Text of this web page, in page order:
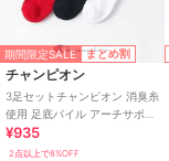
期間限定SALE まとめ割
チャンピオン
3足セットチャンピオン 消臭糸
使用 足底パイル アーチサポー
ト ショート丈ソックス
¥935
2点以上で8%OFF